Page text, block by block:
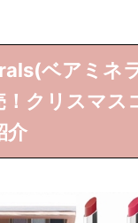
ベアミネ
！クリスマス
介